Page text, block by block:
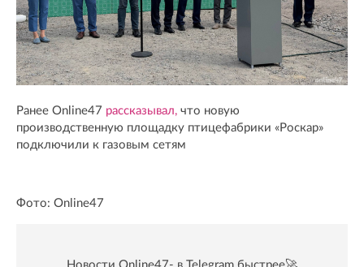
Ранее Online47 рассказывал, что новую
производственную площадку птицефабрики «Роскар»
подключили к газовым сетям
Фото: Online47